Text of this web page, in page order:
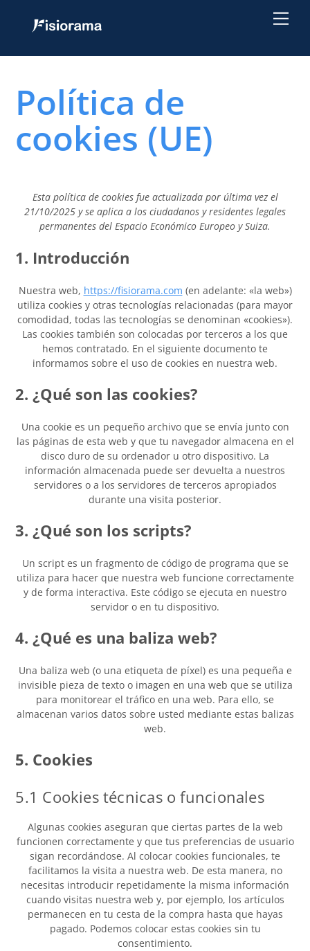
Política de
cookies (UE)
Esta política de cookies fue actualizada por última vez el
21/10/2025 y se aplica a los ciudadanos y residentes legales
permanentes del Espacio Económico Europeo y Suiza.
1. Introducción
Nuestra web, https://fisiorama.com (en adelante: «la web»)
utiliza cookies y otras tecnologías relacionadas (para mayor
comodidad, todas las tecnologías se denominan «cookies»).
Las cookies también son colocadas por terceros a los que
hemos contratado. En el siguiente documento te
informamos sobre el uso de cookies en nuestra web.
2. ¿Qué son las cookies?
Una cookie es un pequeño archivo que se envía junto con
las páginas de esta web y que tu navegador almacena en el
disco duro de su ordenador u otro dispositivo. La
información almacenada puede ser devuelta a nuestros
servidores o a los servidores de terceros apropiados
durante una visita posterior.
3. ¿Qué son los scripts?
Un script es un fragmento de código de programa que se
utiliza para hacer que nuestra web funcione correctamente
y de forma interactiva. Este código se ejecuta en nuestro
servidor o en tu dispositivo.
4. ¿Qué es una baliza web?
Una baliza web (o una etiqueta de píxel) es una pequeña e
invisible pieza de texto o imagen en una web que se utiliza
para monitorear el tráfico en una web. Para ello, se
almacenan varios datos sobre usted mediante estas balizas
web.
5. Cookies
5.1 Cookies técnicas o funcionales
Algunas cookies aseguran que ciertas partes de la web
funcionen correctamente y que tus preferencias de usuario
sigan recordándose. Al colocar cookies funcionales, te
facilitamos la visita a nuestra web. De esta manera, no
necesitas introducir repetidamente la misma información
cuando visitas nuestra web y, por ejemplo, los artículos
permanecen en tu cesta de la compra hasta que hayas
pagado. Podemos colocar estas cookies sin tu
consentimiento.